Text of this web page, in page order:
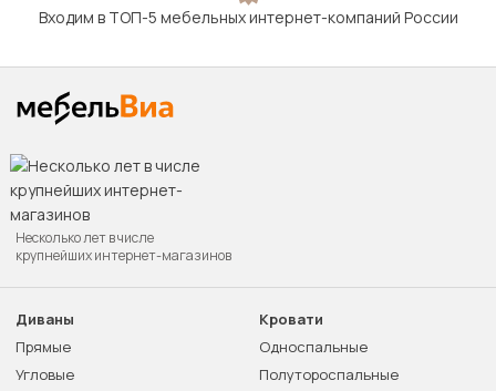
Входим в ТОП-5 мебельных интернет-компаний России
Несколько лет в числе
крупнейших интернет-магазинов
Диваны
Прямые
Угловые
Кровати
Односпальные
Полутороспальные